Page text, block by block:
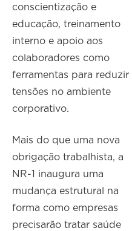
conscientização e
educação, treinamento
interno e apoio aos
colaboradores como
ferramentas para reduzir
tensões no ambiente
corporativo.
Mais do que uma nova
obrigação trabalhista, a
NR-1 inaugura uma
mudança estrutural na
forma como empresas
precisarão tratar saúde